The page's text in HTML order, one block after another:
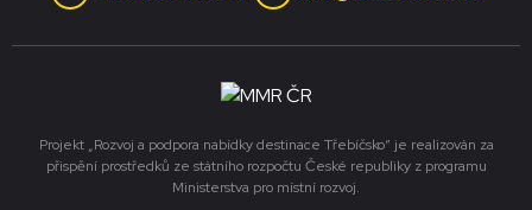
Projekt „Rozvoj a podpora nabídky destinace Třebíčsko“ je realizován za
přispění prostředků ze státního rozpočtu České republiky z programu
Ministerstva pro místní rozvoj.